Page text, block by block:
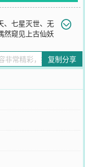
、七星灭世、无
然窥见上古仙妖
阴谋还是命中注定？纷
阳谋？阴谋囫囵，命运
逆转生死，他脚踏筋
心起。一怒山河破，
师徒四人重归于好，
。智胜通天教和阐
骨铭心的爱情，从此
游
复制分享